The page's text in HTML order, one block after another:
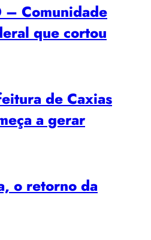
– Comunidade
que cortou
de Caxias
a gerar
o retorno da